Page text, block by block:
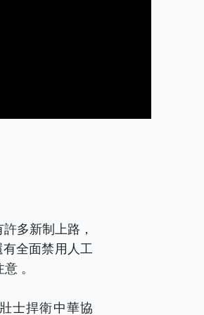
多新制上路，
全面禁用人工
。
士捍衛中華協